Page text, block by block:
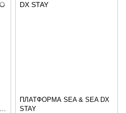
ПЛАТФОРМА SEA & SEA DX
STAY